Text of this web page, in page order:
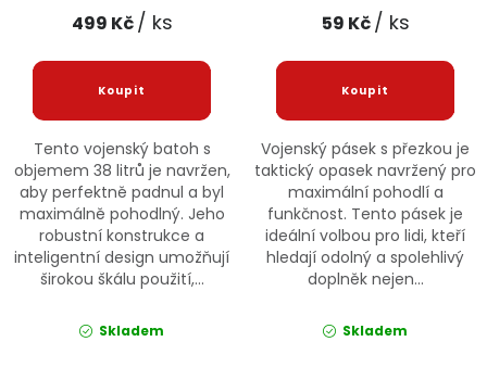
499 Kč/ ks
Tento vojenský batoh s
objemem 38 litrů je navržen,
aby perfektně padnul a byl
maximálně pohodlný. Jeho
robustní konstrukce a
inteligentní design umožňují
širokou škálu použití,...
Skladem
59 Kč/ ks
Vojenský pásek s přezkou je
taktický opasek navržený pro
maximální pohodlí a
funkčnost. Tento pásek je
ideální volbou pro lidi, kteří
hledají odolný a spolehlivý
doplněk nejen...
Skladem